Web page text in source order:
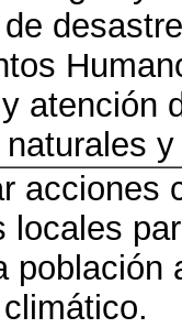
atención
acciones
locales
población